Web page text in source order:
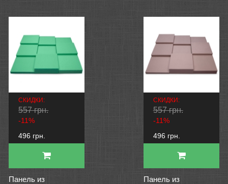
СКИДКИ:
557 грн.
-11%
496 грн.
Панель из
СКИДКИ:
557 грн.
-11%
496 грн.
Панель из